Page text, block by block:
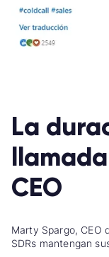
La
CEO
Marty Spargo, CEO
SDRs mantengan